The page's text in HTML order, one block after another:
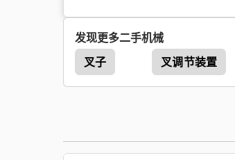
发现更多二手机械
叉子
叉调节装置